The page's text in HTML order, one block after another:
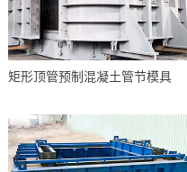
矩形顶管预制混凝土管节模具